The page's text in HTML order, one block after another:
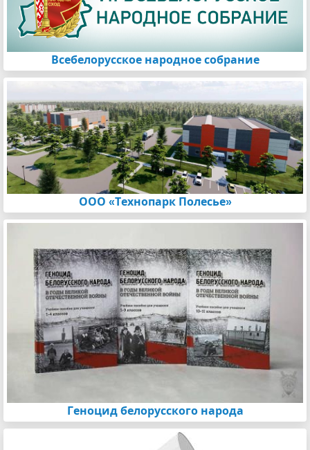
Всебелорусское народное собрание
ООО «Технопарк Полесье»
Геноцид белорусского народа